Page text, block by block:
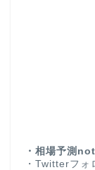
・相場予測
・Twitterフォ